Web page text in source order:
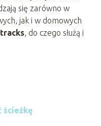
się zarówno w
jak i w domowych
, do czego służą i
ścieżkę